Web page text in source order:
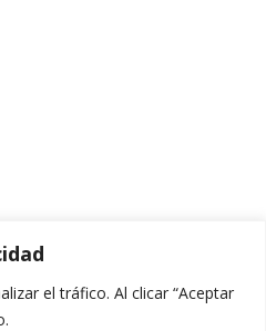
el tráfico. Al clicar “Aceptar